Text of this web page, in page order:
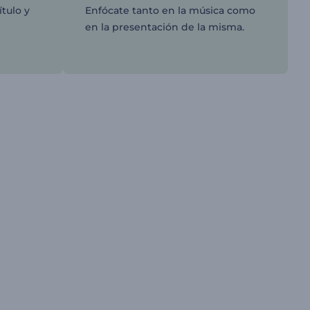
y
Enfócate tanto en la música como
en la presentación de la misma.